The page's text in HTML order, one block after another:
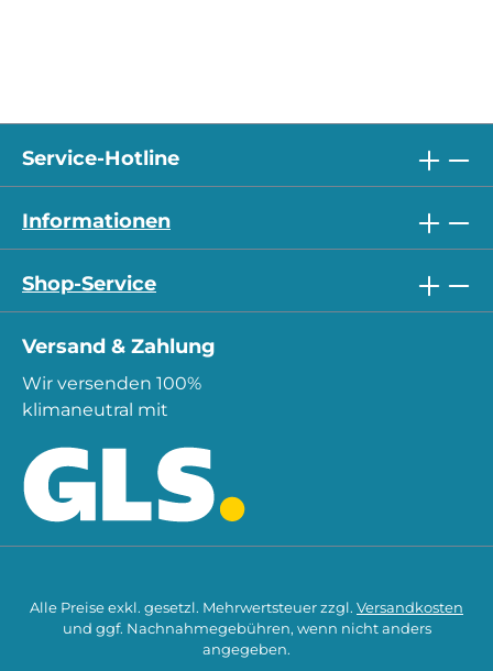
Service-Hotline
Informationen
Shop-Service
Versand & Zahlung
Wir versenden 100%
klimaneutral mit
Alle Preise exkl. gesetzl. Mehrwertsteuer zzgl. Versandkosten
und ggf. Nachnahmegebühren, wenn nicht anders
angegeben.